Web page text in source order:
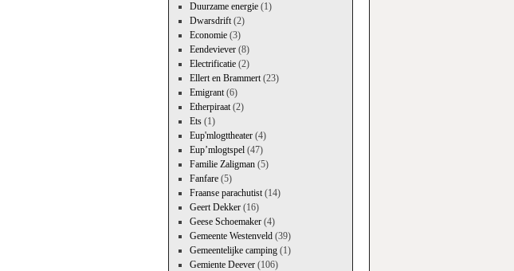
Duurzame energie(1)
Dwarsdrift(2)
Economie(3)
Eendeviever(8)
Electrificatie(2)
Ellert en Brammert(23)
Emigrant(6)
Etherpiraat(2)
Ets(1)
Eup'mlogttheater(4)
Eup’mlogtspel(47)
Familie Zaligman(5)
Fanfare(5)
Fraanse parachutist(14)
Geert Dekker(16)
Geese Schoemaker(4)
Gemeente Westenveld(39)
Gemeentelijke camping(1)
Gemiente Deever(106)